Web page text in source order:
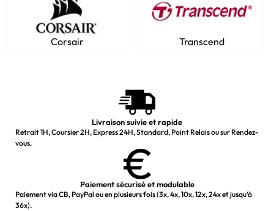
Corsair Transcend
Livraison suivie et rapide
Retrait 1H, Coursier 2H, Express 24H, Standard, Point Relais ou sur Rendez-
vous.
Paiement sécurisé et modulable
Paiement via CB, PayPal ou en plusieurs fois (3x, 4x, 10x, 12x, 24x et jusqu’à
36x).